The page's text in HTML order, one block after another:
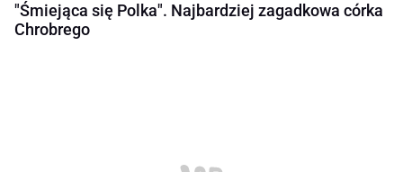
"Śmiejąca się Polka". Najbardziej zagadkowa córka
Chrobrego